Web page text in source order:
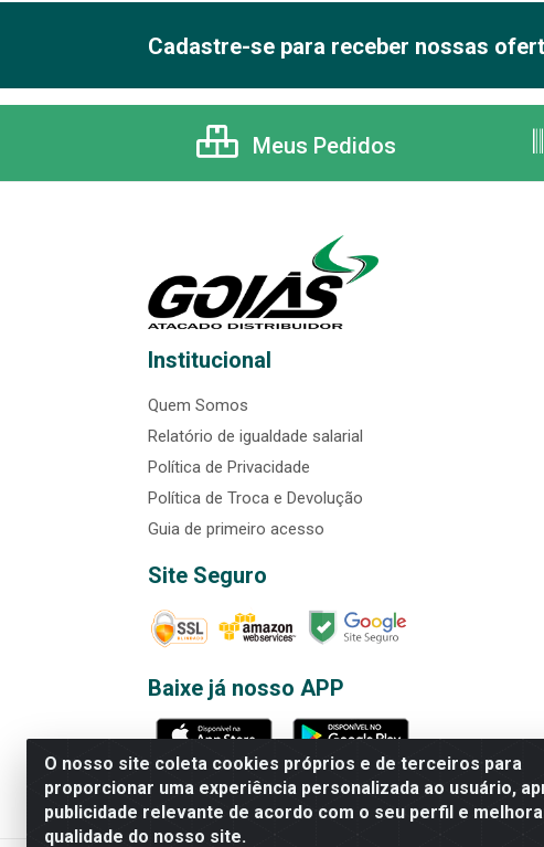
O nosso site coleta cookies próprios e de terceiros para
proporcionar uma experiência personalizada ao usuário,
publicidade relevante de acordo com o seu perfil e
qualidade do nosso site.
Cadastre-se para receber nossas
Meus Pedidos
Institucional
Quem Somos
Relatório de igualdade salarial
Política de Privacidade
Política de Troca e Devolução
Guia de primeiro acesso
Site Seguro
Baixe já nosso APP
Rede Brasil - Avenida Universitária,